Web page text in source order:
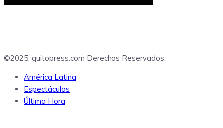
©2025, quitopress.com Derechos Reservados.
América Latina
Espectáculos
Última Hora